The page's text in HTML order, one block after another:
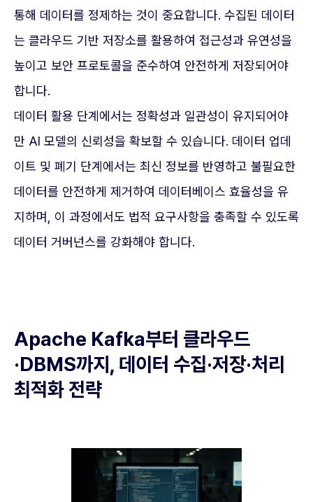
통해 데이터를 정제하는 것이 중요합니다. 수집된 데이터
는 클라우드 기반 저장소를 활용하여 접근성과 유연성을
높이고 보안 프로토콜을 준수하여 안전하게 저장되어야
합니다.
데이터 활용 단계에서는 정확성과 일관성이 유지되어야
만 AI 모델의 신뢰성을 확보할 수 있습니다. 데이터 업데
이트 및 폐기 단계에서는 최신 정보를 반영하고 불필요한
데이터를 안전하게 제거하여 데이터베이스 효율성을 유
지하며, 이 과정에서도 법적 요구사항을 충족할 수 있도록
데이터 거버넌스를 강화해야 합니다.
Apache Kafka부터 클라우드
·DBMS까지, 데이터 수집·저장·처리
최적화 전략